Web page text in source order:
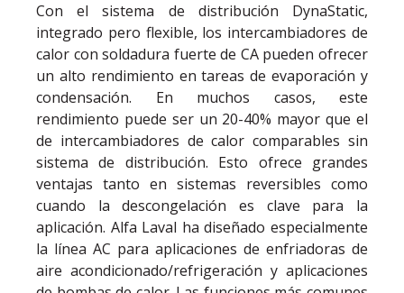
Con el sistema de distribución DynaStatic,
integrado pero flexible, los intercambiadores de
calor con soldadura fuerte de CA pueden ofrecer
un alto rendimiento en tareas de evaporación y
condensación. En muchos casos, este
rendimiento puede ser un 20-40% mayor que el
de intercambiadores de calor comparables sin
sistema de distribución. Esto ofrece grandes
ventajas tanto en sistemas reversibles como
cuando la descongelación es clave para la
aplicación. Alfa Laval ha diseñado especialmente
la línea AC para aplicaciones de enfriadoras de
aire acondicionado/refrigeración y aplicaciones